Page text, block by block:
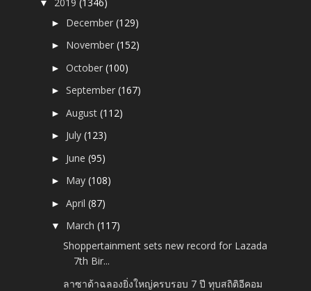
▼
► December(129)
► November(152)
►October(100)
►September(167)
►August(112)
► July(123)
► June(95)
► May(108)
►April(87)
▼ March(117)
Shoppertainment sets new record for Lazada
7th Bir...
ลาซาด้าฉลองยิ่งใหญ่ครบรอบ 7 ปี ทุบสถิติอีคอม